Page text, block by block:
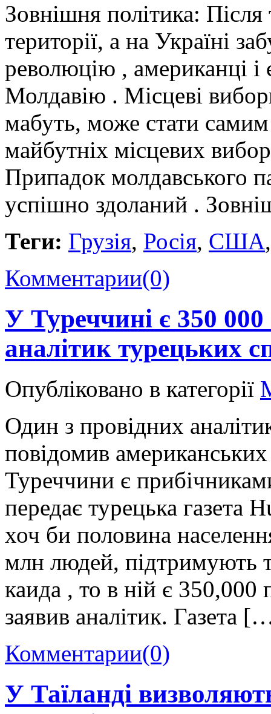
Зовнішня політика: Після
території, а на Україні
революцію , американці і
Молдавію . Місцеві
мабуть, може стати
майбутніх місцевих
Припадок молдавського
успішно здоланий .
Теги: Грузія, Росія, США
Комментарии(0)
У Туреччині є 350
аналітик турецьких
Опубліковано в категорії
Один з провідних
повідомив
Туреччини є
передає турецька
хоч би половина
млн людей, підтримують
каида , то в ній є 350,000
заявив аналітик. Газета
Комментарии(0)
У Таїланді